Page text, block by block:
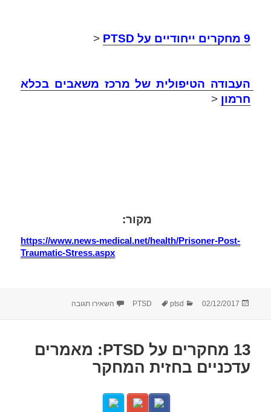
9 מחקרים ייחודיים על PTSD <
חרמון <
מקור:
https://www.news-medical.net/health/Prisoner-Post-
Traumatic-Stress.aspx
פורסם
02/12/2017 קטגוריות PTSD תגיות ptsd השאירו תגובה
13 מחקרים על PTSD: מאמרים
עדכניים בחזית המחקר